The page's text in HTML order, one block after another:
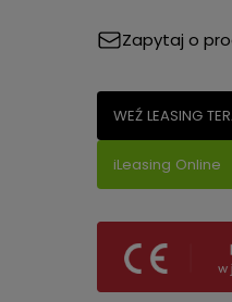
Zapytaj o
WEŹ LEASING
iLeasing Online